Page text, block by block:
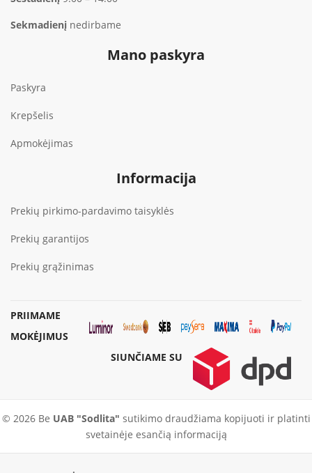
Sekmadienį nedirbame
Mano paskyra
Paskyra
Krepšelis
Apmokėjimas
Informacija
Prekių pirkimo-pardavimo taisyklės
Prekių garantijos
Prekių grąžinimas
PRIIMAME
MOKĖJIMUS
SIUNČIAME SU
© 2026 Be UAB "Sodlita" sutikimo draudžiama kopijuoti ir platinti
svetainėje esančią informaciją